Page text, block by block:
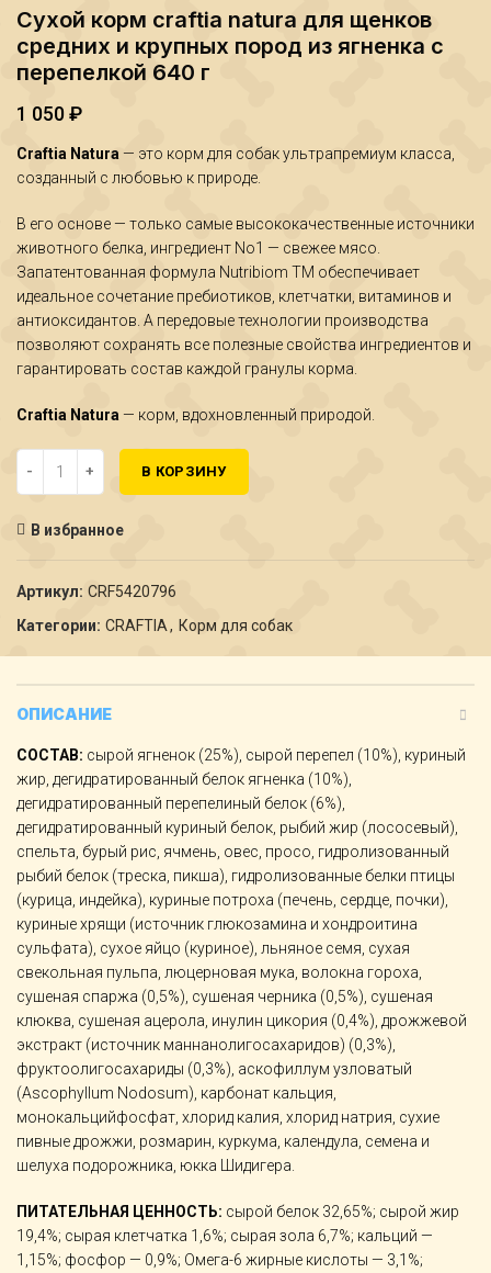
Сухой корм craftia natura для щенков
средних и крупных пород из ягненка с
перепелкой 640 г
1 050₽
Craftia Natura — это корм для собак ультрапремиум класса,
созданный с любовью к природе.
В его основе — только самые высококачественные источники
животного белка, ингредиент No1 — свежее мясо.
Запатентованная формула Nutribiom TM обеспечивает
идеальное сочетание пребиотиков, клетчатки, витаминов и
антиоксидантов. А передовые технологии производства
позволяют сохранять все полезные свойства ингредиентов и
гарантировать состав каждой гранулы корма.
Craftia Natura — корм, вдохновленный природой.
В КОРЗИНУ
В избранное
Артикул: CRF5420796
Категории: CRAFTIA, Корм для собак
ОПИСАНИЕ
СОСТАВ: сырой ягненок (25%), сырой перепел (10%), куриный
жир, дегидратированный белок ягненка (10%),
дегидратированный перепелиный белок (6%),
дегидратированный куриный белок, рыбий жир (лососевый),
спельта, бурый рис, ячмень, овес, просо, гидролизованный
рыбий белок (треска, пикша), гидролизованные белки птицы
(курица, индейка), куриные потроха (печень, сердце, почки),
куриные хрящи (источник глюкозамина и хондроитина
сульфата), сухое яйцо (куриное), льняное семя, сухая
свекольная пульпа, люцерновая мука, волокна гороха,
сушеная спаржа (0,5%), сушеная черника (0,5%), сушеная
клюква, сушеная ацерола, инулин цикория (0,4%), дрожжевой
экстракт (источник маннанолигосахаридов) (0,3%),
фруктоолигосахариды (0,3%), аскофиллум узловатый
(Ascophyllum Nodosum), карбонат кальция,
монокальцийфосфат, хлорид калия, хлорид натрия, сухие
пивные дрожжи, розмарин, куркума, календула, семена и
шелуха подорожника, юкка Шидигера.
ПИТАТЕЛЬНАЯ ЦЕННОСТЬ: сырой белок 32,65%; сырой жир
19,4%; сырая клетчатка 1,6%; сырая зола 6,7%; кальций —
1,15%; фосфор — 0,9%; Омега-6 жирные кислоты — 3,1%;